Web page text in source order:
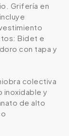
Grifería en
Bidet e
con tapa y
colectiva
inoxidable y
de alto